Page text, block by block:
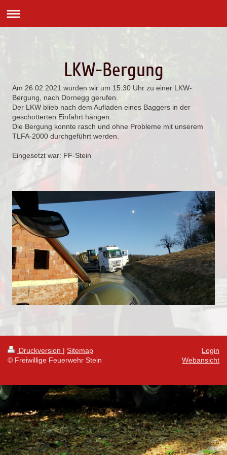
LKW-Bergung
Am 26.02.2021 wurden wir um 15:30 Uhr zu einer LKW-
Bergung, nach Dornegg gerufen.
Der LKW blieb nach dem Aufladen eines Baggers in der
geschotterten Einfahrt hängen.
Die Bergung konnte rasch und ohne Probleme mit unserem
TLFA-2000 durchgeführt werden.
Eingesetzt war: FF-Stein
Druckversion | Sitemap
© Freiwillige Feuerwehr Stein
Login
Webansicht